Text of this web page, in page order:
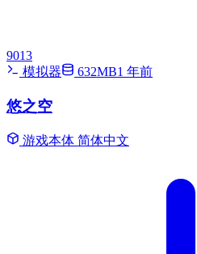
9013
模拟器
632MB1 年前
悠之空
游戏本体 简体中文